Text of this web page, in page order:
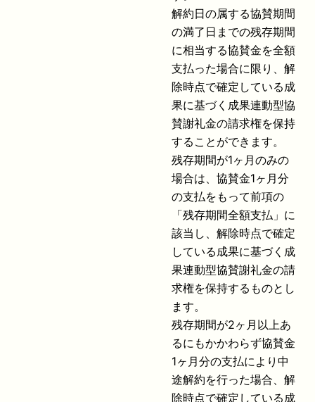
解約日の属する協賛期間
の満了日までの残存期間
に相当する協賛金を全額
支払った場合に限り、解
除時点で確定している成
果に基づく成果連動型協
賛謝礼金の請求権を保持
することができます。
残存期間が1ヶ月のみの
場合は、協賛金1ヶ月分
の支払をもって前項の
「残存期間全額支払」に
該当し、解除時点で確定
している成果に基づく成
果連動型協賛謝礼金の請
求権を保持するものとし
ます。
残存期間が2ヶ月以上あ
るにもかかわらず協賛金
1ヶ月分の支払により中
途解約を行った場合、解
除時点で確定している成